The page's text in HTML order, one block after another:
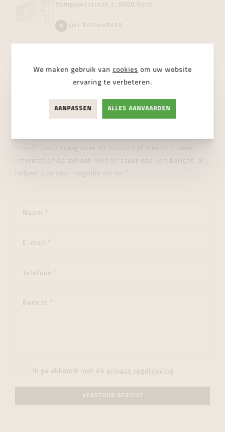
Dampoortstraat 2, 9000 Gent
NIET BESCHIKBAAR
Wij helpen je graag verder!
"Heeft u een vraag over dit product of wenst u meer
informatie? Aarzel dan niet en stuur ons een bericht. Wij
helpen u zo snel mogelijk verder."
Ik ga akkoord met de privacy regelgeving
VERSTUUR BERICHT
We maken gebruik van cookies om uw website
ervaring te verbeteren.
AANPASSEN ALLES AANVAARDEN